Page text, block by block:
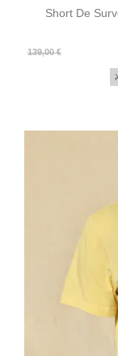
Short De
139,00 €
Prix
Prix